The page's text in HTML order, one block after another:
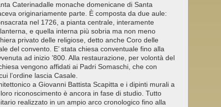
Caterinadalle monache domenicane di Santa
originariamente parte. È composta da due aule:
nel 1726, a pianta centrale, interamente
e quella interna più sobria ma non meno
privato delle religiose, detto anche Coro delle
del convento. E’ stata chiesa conventuale fino alla
ad inizio ’800. Alla restaurazione, per volontà del
vengono affidati ai Padri Somaschi, che con
l’ordine lascia Casale.
a Giovanni Battista Scapitta e i dipinti murali a
riconoscimento è ancora in fase di studio. Tutto
realizzato in un ampio arco cronologico fino alla